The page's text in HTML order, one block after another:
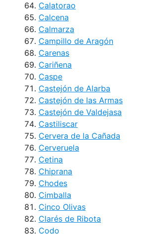
Calatorao
Calcena
Calmarza
Campillo de Aragón
Carenas
Cariñena
Caspe
Castejón de Alarba
Castejón de las Armas
Castejón de Valdejasa
Castiliscar
Cervera de la Cañada
Cerveruela
Cetina
Chiprana
Chodes
Cimballa
Cinco Olivas
Clarés de Ribota
Codo